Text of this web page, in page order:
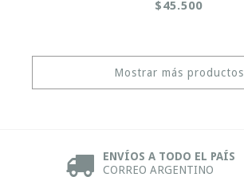
$45.500
Mostrar más productos
ENVÍOS A TODO EL PAÍS
CORREO ARGENTINO